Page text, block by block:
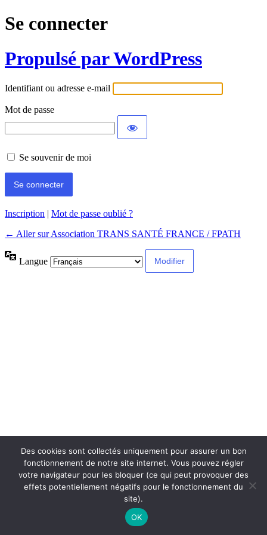
Se connecter
Propulsé par WordPress
Identifiant ou adresse e-mail
Mot de passe
Se souvenir de moi
Inscription | Mot de passe oublié ?
← Aller sur Association TRANS SANTÉ FRANCE / FPATH
Langue
Des cookies sont collectés uniquement pour assurer un bon
fonctionnement de notre site internet. Vous pouvez régler
votre navigateur pour les bloquer (ce qui peut provoquer des
effets potentiellement négatifs pour le fonctionnement du
site).
OK